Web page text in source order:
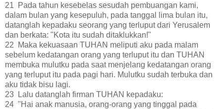
21 Pada tahun kesebelas sesudah pembuangan kami,
dalam bulan yang kesepuluh, pada tanggal lima bulan itu,
datanglah kepadaku seorang yang terluput dari Yerusalem
dan berkata: "Kota itu sudah ditaklukkan!"
22 Maka kekuasaan TUHAN meliputi aku pada malam
sebelum kedatangan orang yang terluput itu dan TUHAN
membuka mulutku pada saat menjelang kedatangan orang
yang terluput itu pada pagi hari. Mulutku sudah terbuka dan
aku tidak bisu lagi.
23 Lalu datanglah firman TUHAN kepadaku:
24 "Hai anak manusia, orang-orang yang tinggal pada